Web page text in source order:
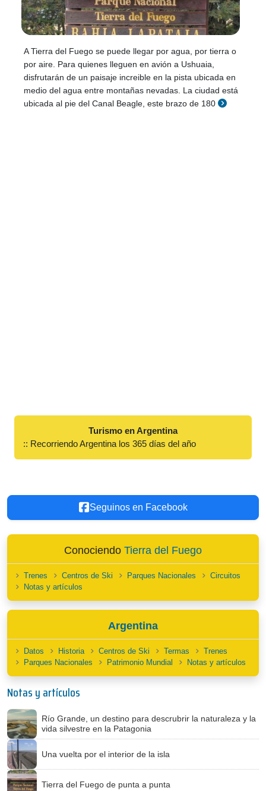
A Tierra del Fuego se puede llegar por agua, por tierra o
por aire. Para quienes lleguen en avión a Ushuaia,
disfrutarán de un paisaje increible en la pista ubicada en
medio del agua entre montañas nevadas. La ciudad está
ubicada al pie del Canal Beagle, este brazo de 180
Turismo en Argentina
:: Recorriendo Argentina los 365 días del año
Seguinos en Facebook
Conociendo Tierra del Fuego
Trenes Centros de Ski Parques Nacionales
Circuitos
Notas y artículos
Argentina
Datos Historia Centros de Ski Termas
Trenes
Parques Nacionales
Patrimonio Mundial Notas y artículos
Notas y artículos
Río Grande, un destino para descrubrir la naturaleza y la
vida silvestre en la Patagonia
Una vuelta por el interior de la isla
Tierra del Fuego de punta a punta